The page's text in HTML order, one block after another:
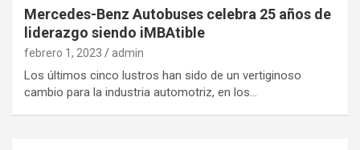
Mercedes-Benz Autobuses celebra 25 años de
liderazgo siendo iMBAtible
febrero 1, 2023 admin
Los últimos cinco lustros han sido de un vertiginoso
cambio para la industria automotriz, en los…